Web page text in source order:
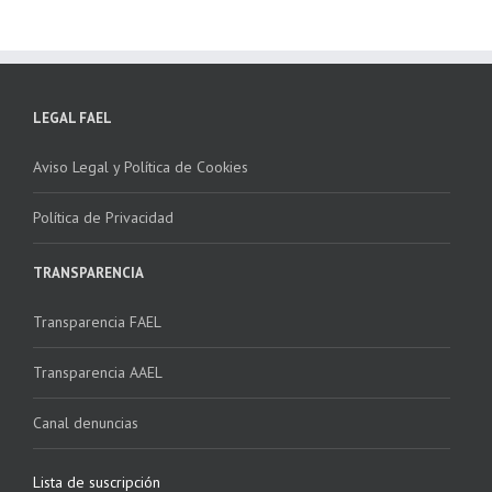
LEGAL FAEL
Aviso Legal y Política de Cookies
Política de Privacidad
TRANSPARENCIA
Transparencia FAEL
Transparencia AAEL
Canal denuncias
Lista de suscripción